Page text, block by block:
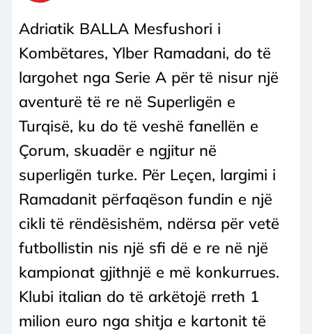
Adriatik BALLA Mesfushori i
Kombëtares, Ylber Ramadani, do të
largohet nga Serie A për të nisur një
aventurë të re në Superligën e
Turqisë, ku do të veshë fanellën e
Çorum, skuadër e ngjitur në
superligën turke. Për Leçen, largimi i
Ramadanit përfaqëson fundin e një
cikli të rëndësishëm, ndërsa për vetë
futbollistin nis një sfi dë e re në një
kampionat gjithnjë e më konkurrues.
Klubi italian do të arkëtojë rreth 1
milion euro nga shitja e kartonit të